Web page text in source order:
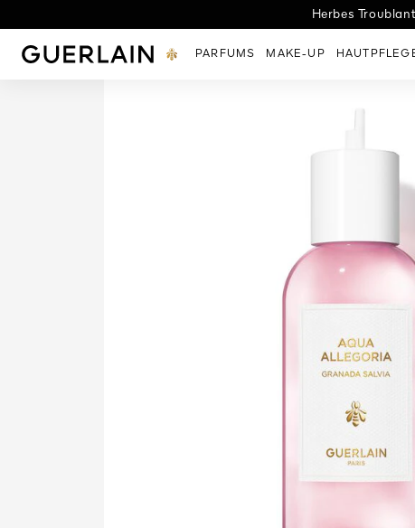
Herbes
Guerlain - (Zurück zur Startseite)
PARFUMS MAKE-UP